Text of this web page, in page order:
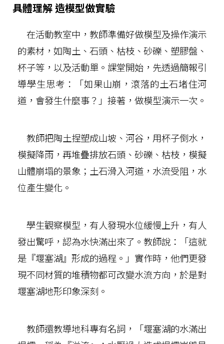
具體理解 造模型做實驗
在活動教室中，教師準備好做模型及操作演示
的素材，如陶土、石頭、枯枝、砂礫、塑膠盤、
杯子等，以及活動單。課堂開始，先透過簡報引
導學生思考：「如果山崩，滾落的土石堵住河
道，會發生什麼事？」接著，做模型演示一次。
教師把陶土捏塑成山坡、河谷，用杯子倒水，
模擬降雨，再堆疊排放石頭、砂礫、枯枝，模擬
山體崩塌的景象；土石滑入河道，水流受阻，水
位產生變化。
學生觀察模型，有人發現水位緩慢上升，有人
發出驚呼，認為水快滿出來了。教師說：「這就
是『堰塞湖』形成的過程。」實作時，他們更發
現不同材質的堆積物都可改變水流方向，於是對
堰塞湖地形印象深刻。
教師還教導地科專有名詞，「堰塞湖的水滿出